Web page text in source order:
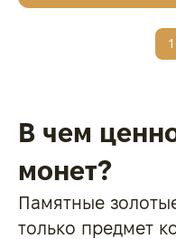
1
В чем
монет?
Памятные
только предмет